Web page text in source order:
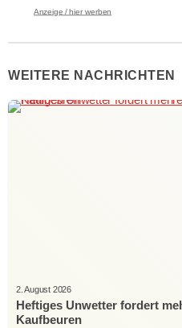
Anzeige / hier werben
WEITERE NACHRICHTEN
2. August 2026
Heftiges Unwetter fordert
Kaufbeuren